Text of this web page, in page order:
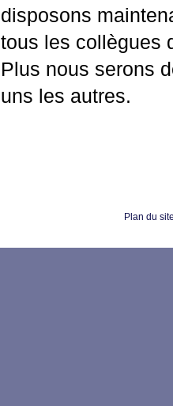
disposons
tous les collègues
Plus nous serons
uns les autres.
Plan du